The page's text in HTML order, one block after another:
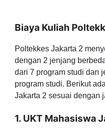
Biaya Kuliah
Poltekkes Jakarta 2
dengan 2 jenjang
dari 7 program studi dan
program studi. Berikut
Jakarta 2 sesuai dengan
1. UKT Mahasiswa